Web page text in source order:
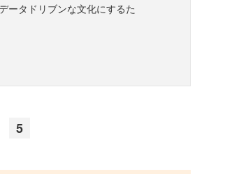
ータドリブンな文化にするた
5